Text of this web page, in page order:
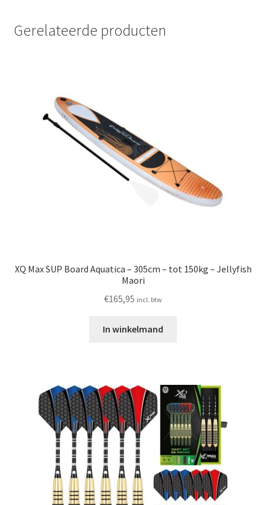
Gerelateerde producten
XQ Max SUP Board Aquatica – 305cm – tot 150kg – Jellyfish
Maori
€165,95 incl. btw
In winkelmand